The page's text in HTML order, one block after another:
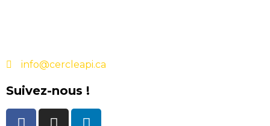
info@cercleapi.ca
Suivez-nous !